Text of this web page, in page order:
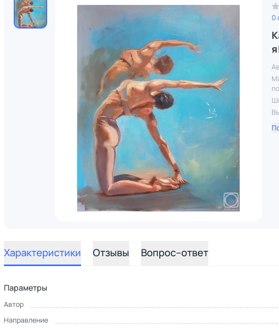
0
Характеристики Отзывы Вопрос–ответ
Параметры
Автор
Направление